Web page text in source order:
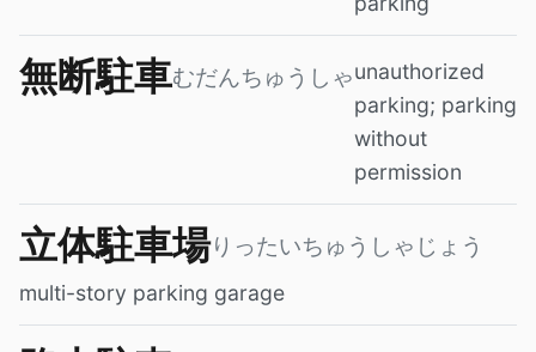
無断駐車むだんちゅうしゃunauthorized
parking; parking
without
permission
立体駐車場りったいちゅうしゃじょう
multi-story parking garage